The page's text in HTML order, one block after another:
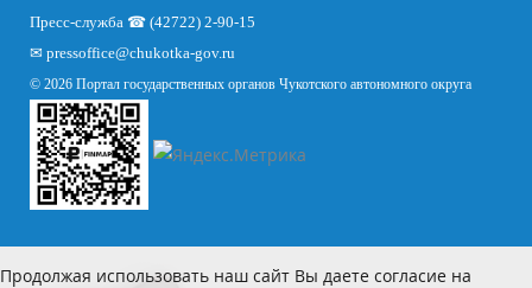
Пресс-служба ☎ (42722) 2-90-15
✉ pressoffice@chukotka-gov.ru
© 2026 Портал государственных органов Чукотского автономного округа
Продолжая использовать наш сайт Вы даете согласие на